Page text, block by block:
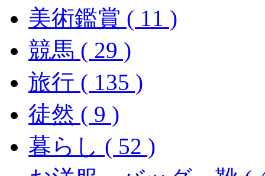
美術鑑賞 ( 11 )
競馬 ( 29 )
旅行 ( 135 )
徒然 ( 9 )
暮らし ( 52 )